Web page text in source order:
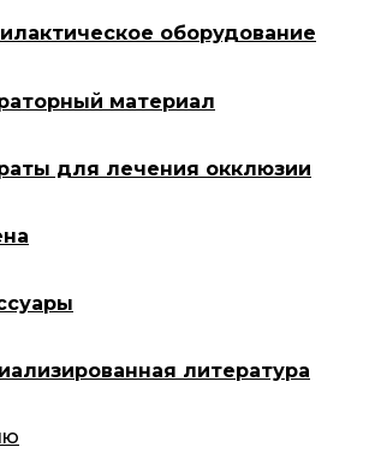
оборудование
материал
для лечения окклюзии
литература